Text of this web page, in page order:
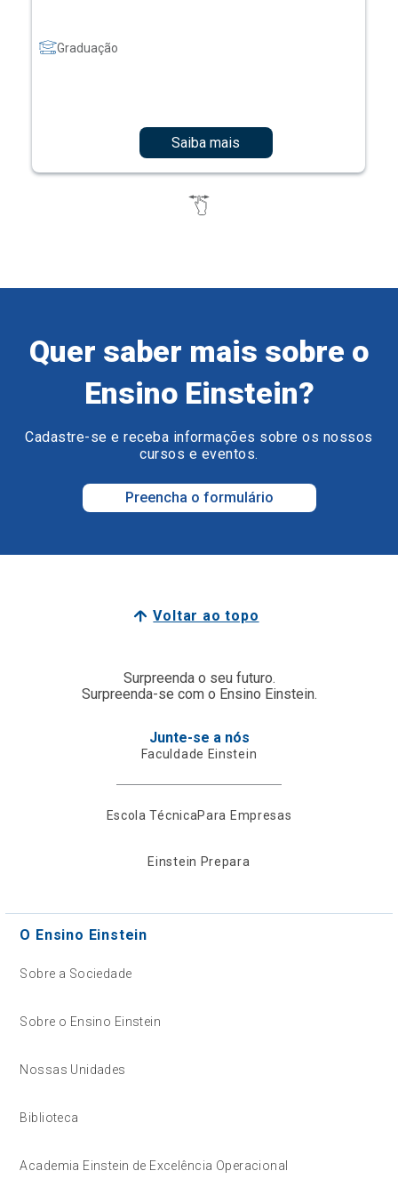
Graduação
Saiba mais
Quer saber mais sobre o
Ensino Einstein?
Cadastre-se e receba informações sobre os nossos
cursos e eventos.
Preencha o formulário
Voltar ao topo
Surpreenda o seu futuro.
Surpreenda-se com o Ensino Einstein.
Junte-se a nós
Faculdade Einstein
Escola TécnicaPara Empresas
Einstein Prepara
O Ensino Einstein
Sobre a Sociedade
Sobre o Ensino Einstein
Nossas Unidades
Biblioteca
Academia Einstein de Excelência Operacional